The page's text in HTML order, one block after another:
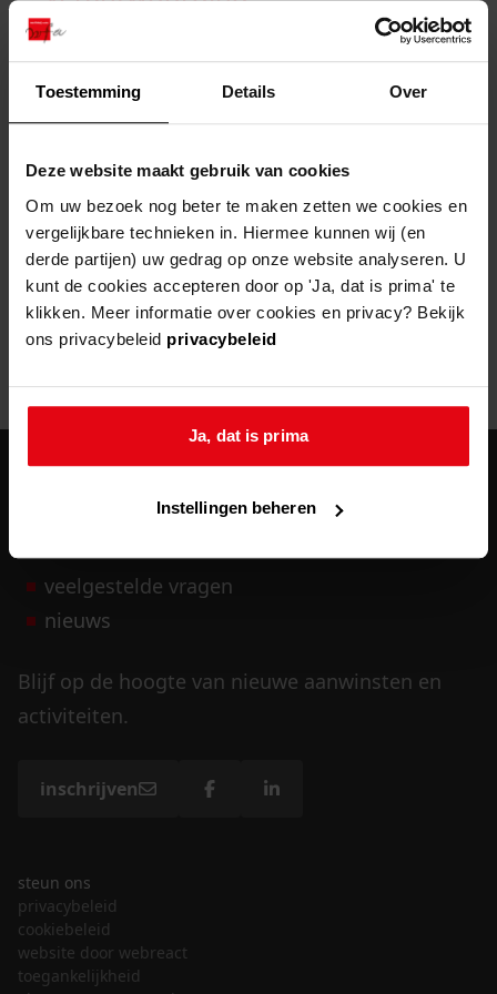
Toestemming Details Over
Deze website maakt gebruik van cookies
Om uw bezoek nog beter te maken zetten we cookies en
vergelijkbare technieken in. Hiermee kunnen wij (en
derde partijen) uw gedrag op onze website analyseren. U
kunt de cookies accepteren door op 'Ja, dat is prima' te
klikken. Meer informatie over cookies en privacy? Bekijk
ons privacybeleid privacybeleid
Ja, dat is prima
Instellingen beheren
bouwvergunningen
omgevingsvergunningen
vergunningen
uitleg nodig?
Wij helpen u op weg met een aantal zoektips.
bekijk alle zoektips
Wij helpen u op weg met een aantal zoektips.
bekijk alle zoektips
bekijk ons geschiedenislokaal
advisering en toezicht
beleidsplan
gemeenschappelijke regeling
publiek jaarverslag
steun het archief
U kunt ook Vriend worden en het Westfries
Archief steunen.
meer weten
zoektips
Door een fout tijdens het verwerken van deze pagina is het niet
404- Not Found
Mogelijk kunt u deze pagina niet bezoeken door:
een verouderde bladwijzer/favoriet
veelgestelde vragen
nieuws
Blijf op de hoogte van nieuwe aanwinsten en
activiteiten.
inschrijven
steun ons
privacybeleid
cookiebeleid
website door webreact
toegankelijkheid